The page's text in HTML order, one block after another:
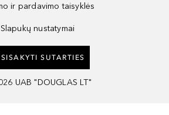
ir pardavimo taisyklės
Slapukų nustatymai
SUTARTIES
UAB "DOUGLAS LT"